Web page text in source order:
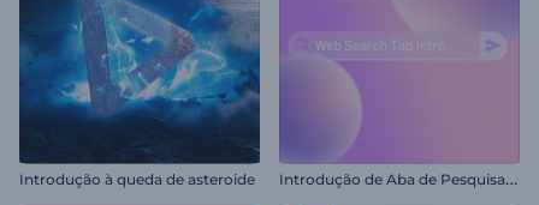
Introdução à queda de asteroide I
ntrodução de Aba de Pesquisa na Web